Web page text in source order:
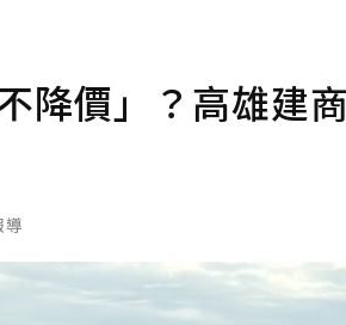
降價」？高雄建